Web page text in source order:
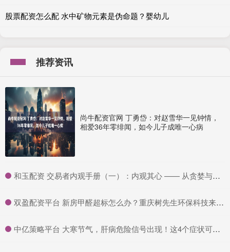
股票配资怎么配 水中矿物元素是伪命题？婴幼儿
推荐资讯
尚牛配资官网 丁勇岱：对赵雪华一见钟情，
相爱36年零绯闻，如今儿子成唯一心病
​和玉配资 交易者内观手册（一）：内观其心 —— 从贪婪与恐惧谈起
​双盈配资平台 新房甲醛超标怎么办？重庆树先生环保科技来解决
​中亿策略平台 大寒节气，肝病危险信号出现！这4个症状可能是你的身体在求救！